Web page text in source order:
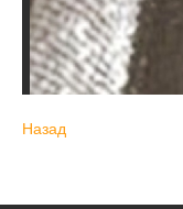
Назад